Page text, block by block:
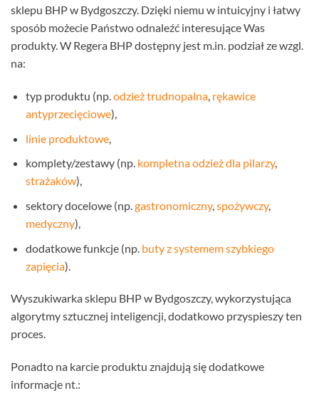
sklepu BHP w Bydgoszczy. Dzięki niemu w intuicyjny i łatwy
sposób możecie Państwo odnaleźć interesujące Was
produkty. W Regera BHP dostępny jest m.in. podział ze wzgl.
na:
typ produktu (np.odzież trudnopalna, rękawice
antyprzecięciowe),
linie produktowe,
komplety/zestawy (np. kompletna odzież dla pilarzy,
strażaków),
sektory docelowe (np.gastronomiczny,spożywczy,
medyczny),
dodatkowe funkcje (np. buty z systemem szybkiego
zapięcia).
Wyszukiwarka sklepu BHP w Bydgoszczy, wykorzystująca
algorytmy sztucznej inteligencji, dodatkowo przyspieszy ten
proces.
Ponadto na karcie produktu znajdują się dodatkowe
informacje nt.: